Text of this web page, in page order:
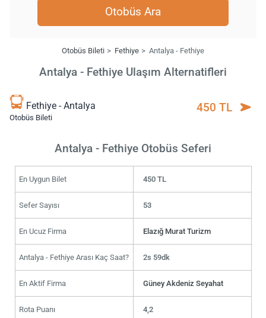
Otobüs Ara
Otobüs Bileti Fethiye Antalya - Fethiye
Antalya - Fethiye Ulaşım Alternatifleri
Fethiye - Antalya
Otobüs Bileti
450 TL
Antalya - Fethiye Otobüs Seferi
En Uygun Bilet 450 TL
Sefer Sayısı 53
En Ucuz Firma Elazığ Murat Turizm
Antalya - Fethiye Arası Kaç Saat? 2s 59dk
En Aktif Firma Güney Akdeniz Seyahat
Rota Puanı 4,2